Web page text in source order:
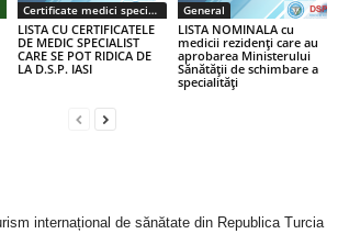
Certificate medici specialiști / primari
LISTA CU CERTIFICATELE
DE MEDIC SPECIALIST
CARE SE POT RIDICA DE
LA D.S.P. IASI
General
LISTA NOMINALA cu
medicii rezidenţi care au
aprobarea Ministerului
Sănătăţii de schimbare a
specialităţi
internațional de sănătate din Republica Turcia